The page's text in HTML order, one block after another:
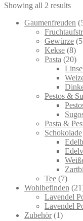
Showing all 2 results
Gaumenfreuden
Gewürze 5
Kekse 88
Pasta 2020
Pestos &
Pasta &
Schokolade
Tee 77
Wohlbefinden 21
Lavendel
Lavendel
Zubehör 11